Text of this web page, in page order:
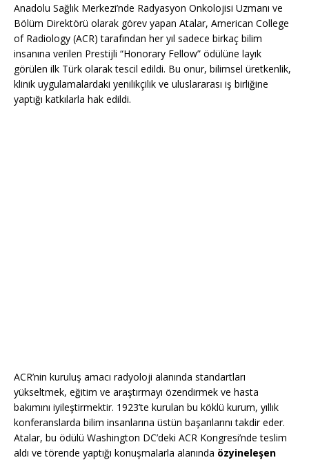
Anadolu Sağlık Merkezi’nde Radyasyon Onkolojisi Uzmanı ve
Bölüm Direktörü olarak görev yapan Atalar, American College
of Radiology (ACR) tarafından her yıl sadece birkaç bilim
insanına verilen Prestijli “Honorary Fellow” ödülüne layık
görülen ilk Türk olarak tescil edildi. Bu onur, bilimsel üretkenlik,
klinik uygulamalardaki yenilikçilik ve uluslararası iş birliğine
yaptığı katkılarla hak edildi.
ACR’nin kuruluş amacı radyoloji alanında standartları
yükseltmek, eğitim ve araştırmayı özendirmek ve hasta
bakımını iyileştirmektir. 1923’te kurulan bu köklü kurum, yıllık
konferanslarda bilim insanlarına üstün başarılarını takdir eder.
Atalar, bu ödülü Washington DC’deki ACR Kongresi’nde teslim
aldı ve törende yaptığı konuşmalarla alanında özyineleşen